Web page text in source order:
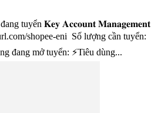
tuyển 𝐊𝐞𝐲 𝐀𝐜𝐜𝐨𝐮𝐧𝐭 𝐌𝐚𝐧𝐚𝐠𝐞𝐦𝐞𝐧𝐭
shopee-eni Số lượng cần tuyển:
đang mở tuyển: ⚡Tiêu dùng...